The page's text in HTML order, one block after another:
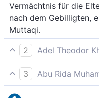
Vermächtnis für die
nach dem Gebilligten,
Muttaqi.
2
Adel Theodor
Vorgeschrieben ist
Sterben liegt, falls er
Verfügung zugunsten
3
Abu Rida
Es ist euch